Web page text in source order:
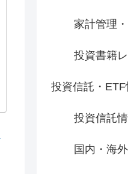
家計管理
投資書籍
投資信託・ETF
投資信託
国内・海